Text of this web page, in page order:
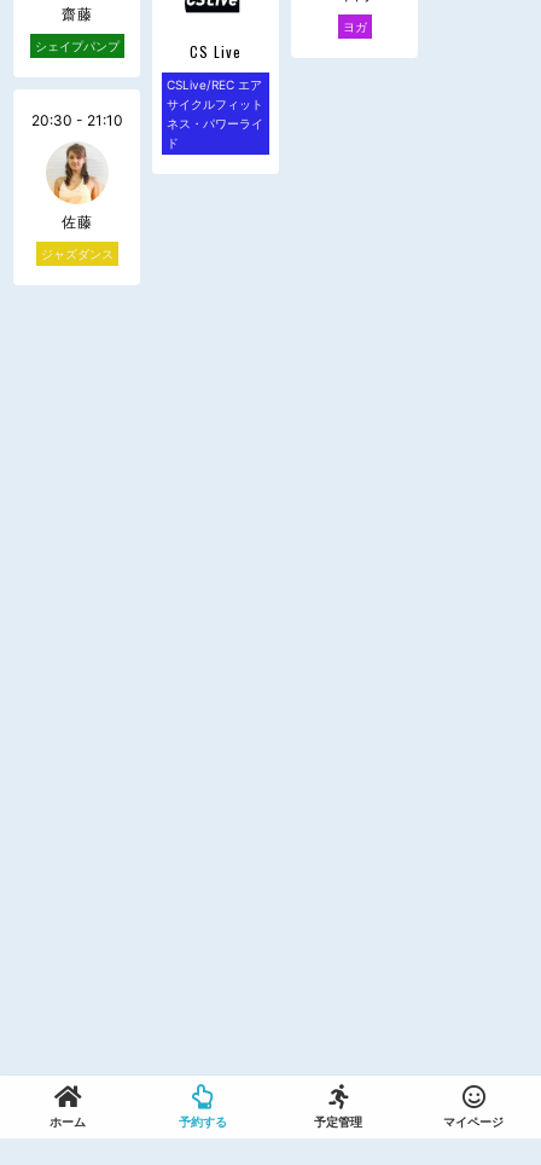
齋藤
シェイプパンプ
20:30 - 21:10
佐藤
ジャズダンス
CS Live
CSLive/REC エア
サイクルフィット
ネス・パワーライ
ド
ヨガ
ホーム 予約する 予定管理 マイページ